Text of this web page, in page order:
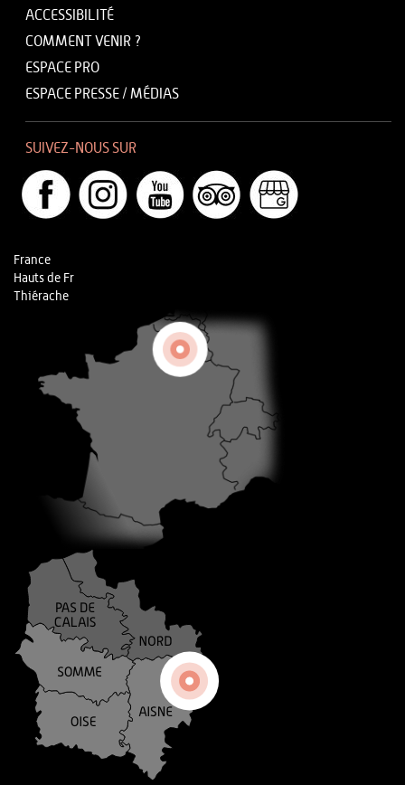
ACCESSIBILITÉ
COMMENT VENIR ?
ESPACE PRO
ESPACE PRESSE / MÉDIAS
SUIVEZ-NOUS SUR
France
Hauts de Fr
Thiérache